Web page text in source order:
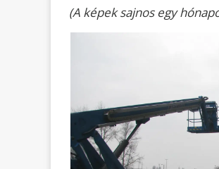
(A képek sajnos egy